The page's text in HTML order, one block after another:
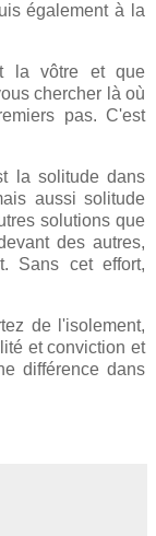
également à la
la vôtre et que
chercher là où
pas. C'est
la solitude dans
aussi solitude
solutions que
des autres,
Sans cet effort,
de l'isolement,
et conviction et
différence dans